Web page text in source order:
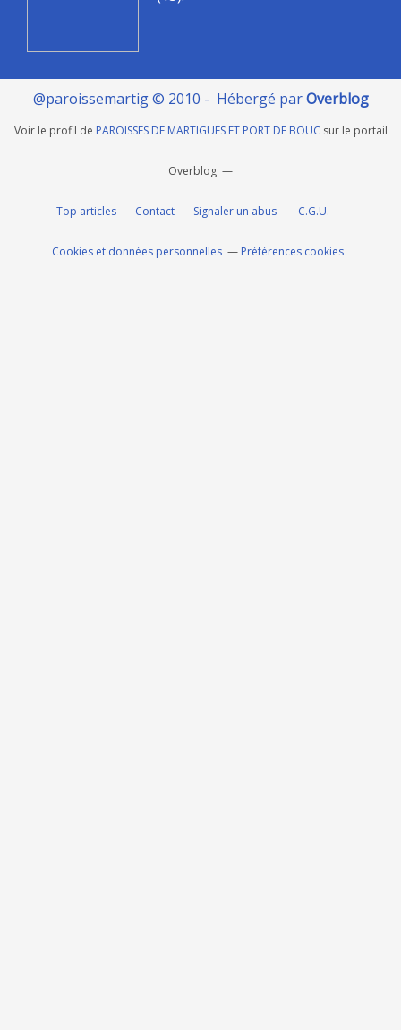
@paroissemartig © 2010 - Hébergé parOverblog
Voir le profil de PAROISSES DE MARTIGUES ET PORT DE BOUC sur le portail
Overblog
Top articles Contact Signaler un abus C.G.U.
Cookies et données personnelles Préférences cookies